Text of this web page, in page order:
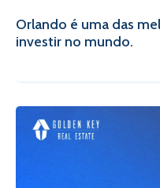
Orlando é uma das
investir no mundo.